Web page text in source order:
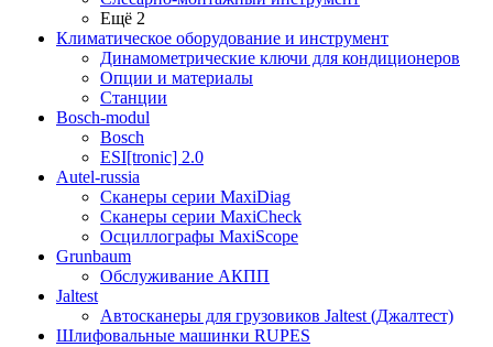
Ещё 2
Климатическое оборудование и инструмент
Динамометрические ключи для кондиционеров
Опции и материалы
Станции
Bosch-modul
Bosch
ESI[tronic] 2.0
Autel-russia
Сканеры серии MaxiDiag
Сканеры серии MaxiCheck
Осциллографы MaxiScope
Grunbaum
Обслуживание АКПП
Jaltest
Автосканеры для грузовиков Jaltest (Джалтест)
Шлифовальные машинки RUPES